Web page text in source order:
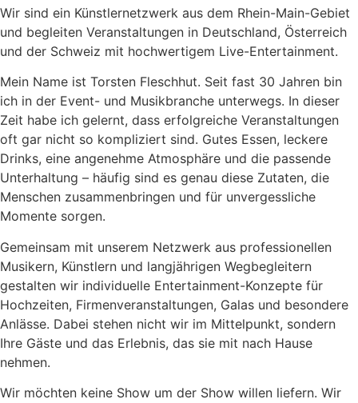
Wir sind ein Künstlernetzwerk aus dem Rhein-Main-Gebiet
und begleiten Veranstaltungen in Deutschland, Österreich
und der Schweiz mit hochwertigem Live-Entertainment.
Mein Name ist Torsten Fleschhut. Seit fast 30 Jahren bin
ich in der Event- und Musikbranche unterwegs. In dieser
Zeit habe ich gelernt, dass erfolgreiche Veranstaltungen
oft gar nicht so kompliziert sind. Gutes Essen, leckere
Drinks, eine angenehme Atmosphäre und die passende
Unterhaltung – häufig sind es genau diese Zutaten, die
Menschen zusammenbringen und für unvergessliche
Momente sorgen.
Gemeinsam mit unserem Netzwerk aus professionellen
Musikern, Künstlern und langjährigen Wegbegleitern
gestalten wir individuelle Entertainment-Konzepte für
Hochzeiten, Firmenveranstaltungen, Galas und besondere
Anlässe. Dabei stehen nicht wir im Mittelpunkt, sondern
Ihre Gäste und das Erlebnis, das sie mit nach Hause
nehmen.
Wir möchten keine Show um der Show willen liefern. Wir